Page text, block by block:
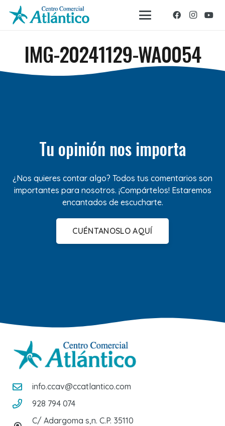
IMG-20241129-WA0054
Tu opinión nos importa
¿Nos quieres contar algo? Todos tus comentarios son
importantes para nosotros. ¡Compártelos! Estaremos
encantados de escucharte.
CUÉNTANOSLO AQUÍ
info.ccav@ccatlantico.com
928 794 074
C/ Adargoma s,n. C.P. 35110